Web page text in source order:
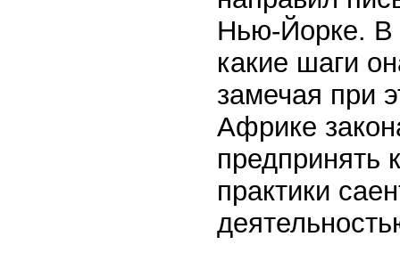
Нью-Йорке. В
какие шаги
замечая при
Африке
предпринять
практики